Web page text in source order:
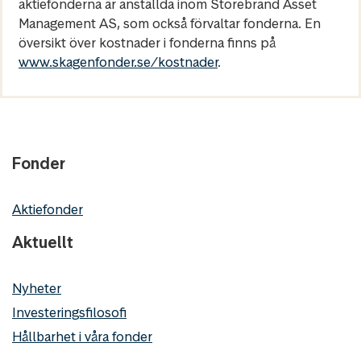
aktiefonderna är anställda inom Storebrand Asset
Management AS, som också förvaltar fonderna. En
översikt över kostnader i fonderna finns på
www.skagenfonder.se/kostnader.
Fonder
Aktiefonder
Aktuellt
Nyheter
Investeringsfilosofi
Hållbarhet i våra fonder